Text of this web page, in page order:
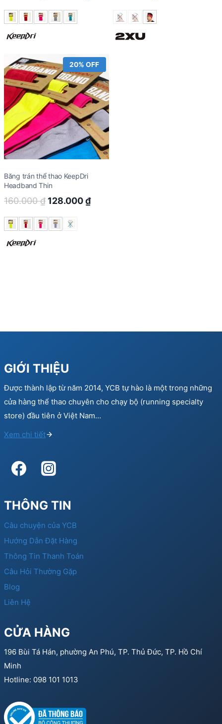
was:
144.000 ₫.
20% OFF
Băng trán thể thao KeepDri
Headband Thin
160.000₫ Original
price
was:
128.000₫Current
GIỚI THIỆU
Được thành lập từ năm 2014, YCB tự hào là một trong những
cửa hàng thể thao chuyên cho chạy bộ (running specialty
store) đầu tiên ở Việt Nam…
Xem chi tiết
THÔNG TIN
Câu chuyện của YCB
Hướng Dẫn Đặt Hàng
Thông Tin Thanh Toán
Câu Hỏi Thường Gặp
Blog
Liên Hệ
CỬA HÀNG
196 Bùi Tá Hán, phường An Phú, TP. Thủ Đức, TP. Hồ Chí
Minh
Hotline: 098 101 1013